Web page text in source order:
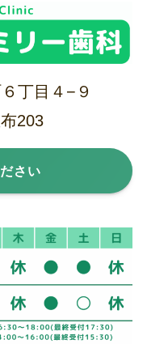
丁目４−９
203
さい